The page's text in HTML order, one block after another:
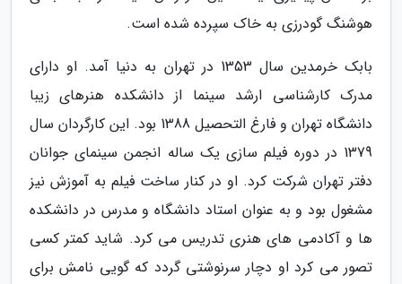
هوشنگ گودرزی به خاک سپرده شده است.
بابک خرمدین سال 1353 در تهران به دنیا آمد. او دارای
مدرک کارشناسی ارشد سینما از دانشکده هنرهای زیبا
دانشگاه تهران و فارغ التحصیل 1388 بود. این کارگردان سال
1379 در دوره فیلم سازی یک ساله انجمن سینمای جوانان
دفتر تهران شرکت کرد. او در کنار ساخت فیلم به آموزش نیز
مشغول بود و به عنوان استاد دانشگاه و مدرس در دانشکده
ها و آکادمی های هنری تدریس می کرد. شاید کمتر کسی
تصور می کرد او دچار سرنوشتی گردد که گویی نامش برای